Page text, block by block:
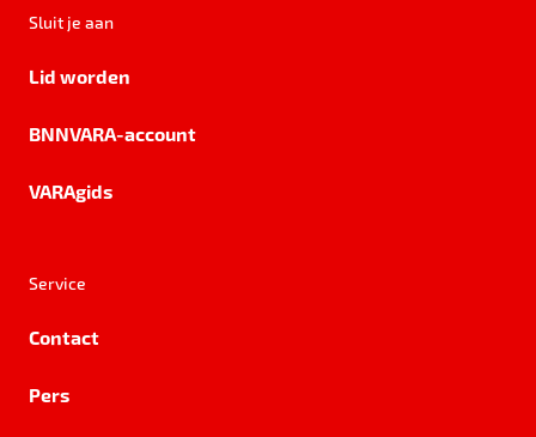
Sluit je aan
Lid worden
BNNVARA-account
VARAgids
Service
Contact
Pers